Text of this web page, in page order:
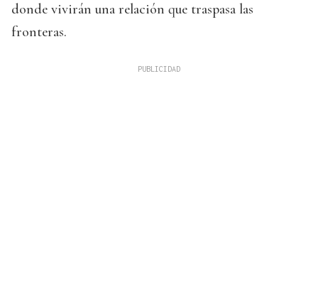
donde vivirán una relación que traspasa las
fronteras.